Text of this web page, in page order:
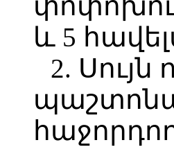
և 5
2. Սույն